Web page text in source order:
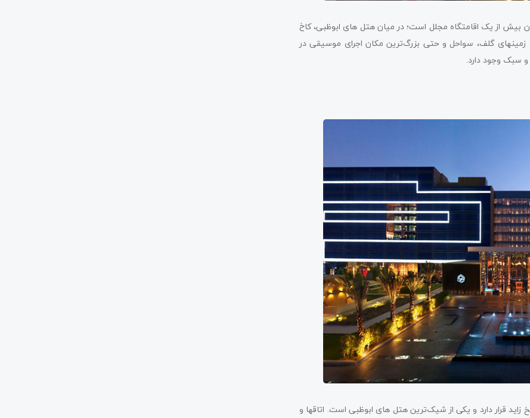
این مکان بیش از یک اقامتگاه مجلل است؛ در میان هتل های ابوظبی، کاخ
گلف، سواحل و حتی بزرگ‌ترین مکان اجرای موسیقی در
قرار دارد و یکی از شیک‌ترین هتل های ابوظبی است. اتاق­ها و